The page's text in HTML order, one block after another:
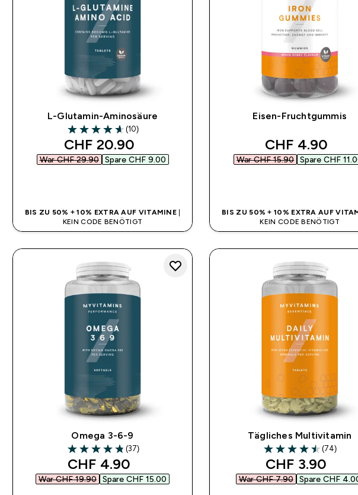
L-Glutamin-Aminosäure
4.6 out of 5 stars
(10)
discounted price
CHF 20.90‎
War CHF 29.90‎ Spare CHF 9.00‎
BIS ZU 50% + 10% EXTRA AUF VITAMINE
KEIN CODE BENÖTIGT
Eisen-Fruchtgummis
discounted
CHF 4.90‎
War CHF 15.90‎ Spare CHF
BIS ZU 50% + 10% EXTRA AUF
KEIN CODE BENÖTIGT
Omega 3-6-9
4.84 out of 5 stars
(37)
discounted price
CHF 4.90‎
War CHF 19.90‎ Spare CHF 15.00‎
Tägliches Multivitamin
4.53 out of 5 stars
(74)
discounted
CHF 3.90‎
War CHF 7.90‎ Spare CHF